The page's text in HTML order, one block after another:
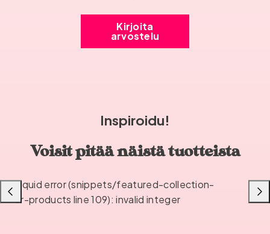
Kirjoita
arvostelu
Inspiroidu!
Voisit pitää näistä tuotteista
Liquid error (snippets/featured-collection-
or-products line 109): invalid integer
Liu'uta
vasemmalle